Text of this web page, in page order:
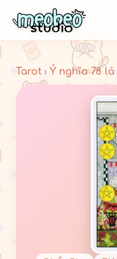
Tarot › Ý nghĩa 78 lá